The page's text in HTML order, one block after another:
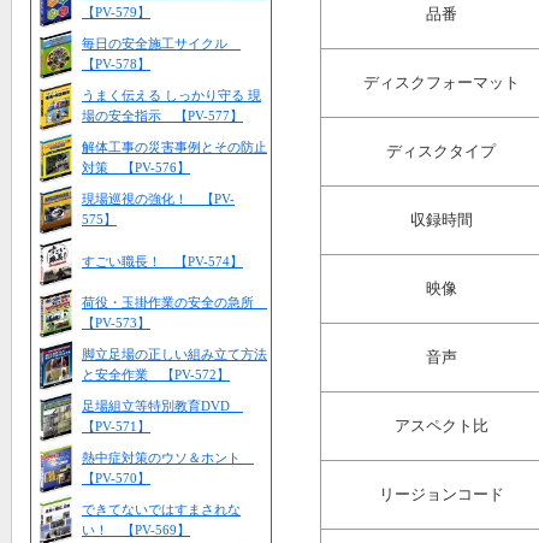
【PV-579】
毎日の安全施工サイクル
【PV-578】
うまく伝える しっかり守る 現
場の安全指示 【PV-577】
解体工事の災害事例とその防止
対策 【PV-576】
現場巡視の強化！ 【PV-
575】
すごい職長！ 【PV-574】
荷役・玉掛作業の安全の急所
【PV-573】
脚立足場の正しい組み立て方法
と安全作業 【PV-572】
足場組立等特別教育DVD
【PV-571】
熱中症対策のウソ＆ホント
【PV-570】
できてないではすまされな
い！ 【PV-569】
品番
ディスクフォーマット
ディスクタイプ
収録時間
映像
音声
アスペクト比
リージョンコード